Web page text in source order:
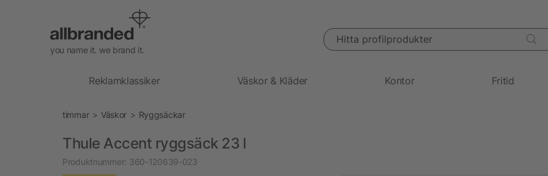
you name it. we brand it.
Hitta profilprodukter
Reklamklassiker Väskor & Kläder Kontor Fritid
timmar Väskor Ryggsäckar
Thule Accent ryggsäck 23 l
Produktnummer: 360-120639-023